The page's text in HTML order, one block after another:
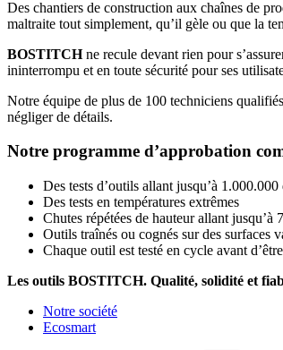
Des chantiers de construction aux chaînes de
maltraite tout simplement, qu’il gèle ou que la
BOSTITCHne recule devant rien pour
ininterrompu et en toute sécurité pour ses
Notre équipe de plus de 100 techniciens
négliger de détails.
Notre programme d’approbation
Des tests d’outils allant jusqu’à 1.000.000
Des tests en températures extrêmes
Chutes répétées de hauteur allant jusqu’à
Outils traînés ou cognés sur des surfaces
Chaque outil est testé en cycle avant
Les outils BOSTITCH. Qualité, solidité et
Notre société
Ecosmart